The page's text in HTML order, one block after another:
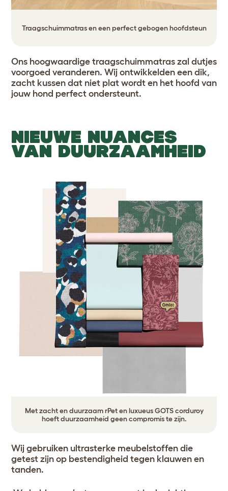
Traagschuimmatras en een perfect gebogen hoofdsteun
Ons hoogwaardige traagschuimmatras zal dutjes
voorgoed veranderen. Wij ontwikkelden een dik,
zacht kussen dat niet plat wordt en het hoofd van
jouw hond perfect ondersteunt.
NIEUWE NUANCES
VAN DUURZAAMHEID
Met zacht en duurzaam rPet en luxueus GOTS corduroy
hoeft duurzaamheid geen compromis te zijn.
Wij gebruiken ultrasterke meubelstoffen die
getest zijn op bestendigheid tegen klauwen en
tanden.